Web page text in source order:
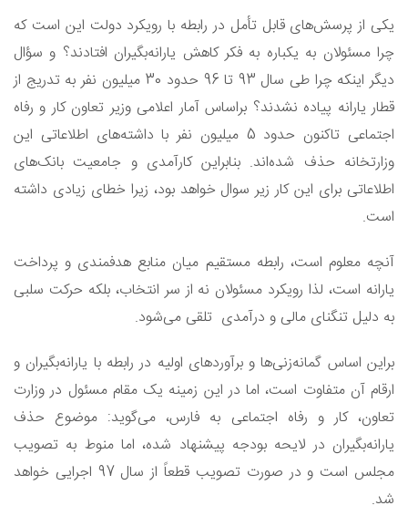
یکی از پرسش‌های قابل تأمل در رابطه با رویکرد دولت این است که
چرا مسئولان به یکباره به فکر کاهش یارانه‌بگیران افتادند؟ و سؤال
دیگر اینکه چرا طی سال 93 تا 96 حدود 30 میلیون نفر به تدریج از
قطار یارانه پیاده نشدند؟ براساس آمار اعلامی وزیر تعاون کار و رفاه
اجتماعی تاکنون حدود 5 میلیون نفر با داشته‌های اطلاعاتی این
وزارتخانه حذف شده‌اند. بنابراین کارآمدی و جامعیت بانک‌های
اطلاعاتی برای این کار زیر سوال خواهد بود، زیرا خطای زیادی داشته
است.
آنچه معلوم است، رابطه مستقیم میان منابع هدفمندی و پرداخت
یارانه است، لذا رویکرد مسئولان نه از سر انتخاب، بلکه حرکت سلبی
به دلیل تنگنای مالی و درآمدی تلقی می‌شود.
براین اساس گمانه‌زنی‌ها و برآوردهای اولیه در رابطه با یارانه‌بگیران و
ارقام آن متفاوت است، اما در این زمینه یک مقام مسئول در وزارت
تعاون، کار و رفاه اجتماعی به فارس، می‌گوید: موضوع حذف
یارانه‌بگیران در لایحه بودجه پیشنهاد شده، اما منوط به تصویب
مجلس است و در صورت تصویب قطعاً از سال 97 اجرایی خواهد
شد.